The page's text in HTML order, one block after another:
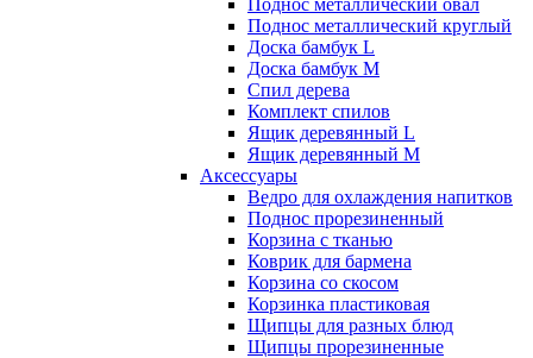
Поднос металлический овал
Поднос металлический круглый
Доска бамбук L
Доска бамбук M
Спил дерева
Комплект спилов
Ящик деревянный L
Ящик деревянный M
Аксессуары
Ведро для охлаждения напитков
Поднос прорезиненный
Корзина с тканью
Коврик для бармена
Корзина со скосом
Корзинка пластиковая
Щипцы для разных блюд
Щипцы прорезиненные